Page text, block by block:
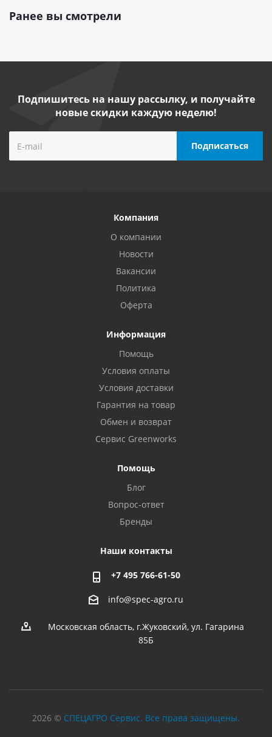
Ранее вы смотрели
Подпишитесь на нашу рассылку, и получайте
новые скидки каждую неделю!
Компания
О компании
Новости
Вакансии
Политика
Оферта
Информация
Помощь
Условия оплаты
Условия доставки
Гарантия на товар
Обмен и возврат
Сервис Greenworks
Помощь
Блог
Вопрос-ответ
Бренды
Наши контакты
+7 495 766-61-50
info@spec-agro.ru
Московская область, г.Жуковский, ул. Гагарина
85Б
2026 © СПЕЦАГРО Сервис. Все права защищены.